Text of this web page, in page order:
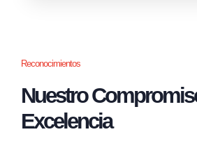
Reconocimientos
Nuestro
Excelencia